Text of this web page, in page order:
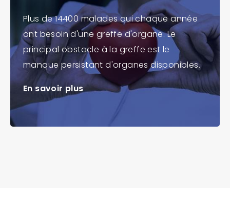
Plus de 14400 malades qui chaque année
ont besoin d'une greffe d'organe. Le
principal obstacle à la greffe est le
manque persistant d'organes disponibles.
En savoir plus